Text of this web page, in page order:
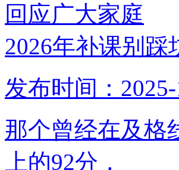
回应广大家庭
2026年补课别踩
发布时间：
那个曾经在及格
上的92分，